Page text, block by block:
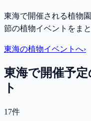
東海で開催される植物
節の植物イベントをま
東海の植物イベントへ›
東海で開催予
ト
17件